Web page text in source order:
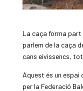
La caça forma part
parlem de la caça
cans eivissencs,
Aquest és un espai
per la Federació